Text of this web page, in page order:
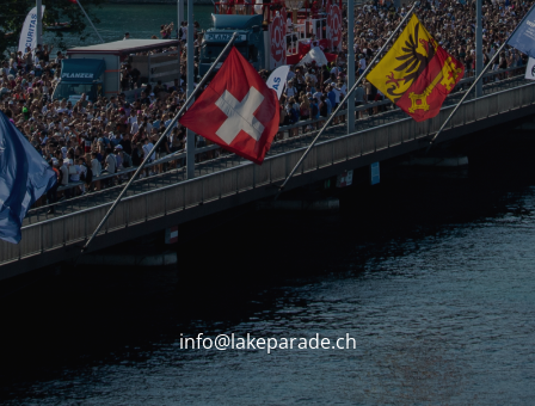
info@lakeparade.ch